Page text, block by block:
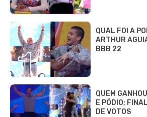
QUAL FOI A
ARTHUR
BBB 22
QUEM
E PÓDIO;
DE VOTOS